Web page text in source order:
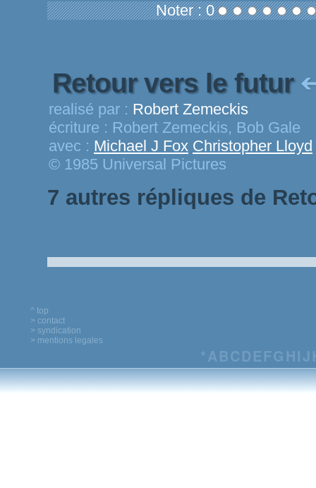
Noter : 0
Retour vers le futur
realisé par : Robert Zemeckis
écriture : Robert Zemeckis, Bob Gale
avec : Michael J Fox Christopher Lloyd
© 1985 Universal Pictures
7 autres répliques de
^ top
> contact
> syndication
> mentions legales
*ABCDEFG HIJ